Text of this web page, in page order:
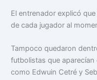
El entrenador explicó
de cada jugador al
Tampoco quedaron
futbolistas que
como Edwuin Cetré y